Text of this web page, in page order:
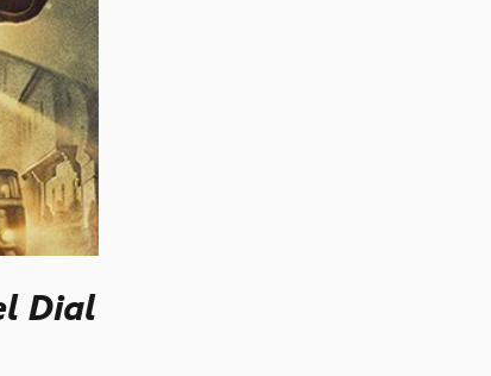
Dial